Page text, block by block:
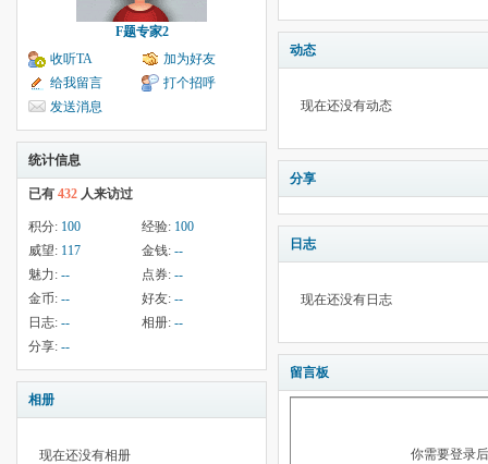
F题专家2
收听TA
加为好友
给我留言
打个招呼
发送消息
统计信息
已有 432 人来访过
积分: 100 经验: 100
威望: 117 金钱: --
魅力: -- 点券: --
金币: -- 好友: --
日志: -- 相册: --
分享: --
相册
现在还没有相册
动态
现在还没有动态
分享
日志
现在还没有日志
留言板
你需要登录